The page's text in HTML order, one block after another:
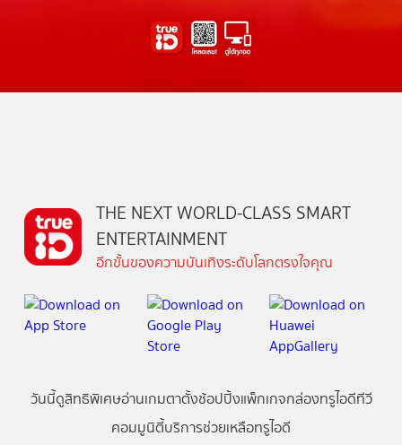
THE NEXT WORLD-CLASS SMART
ENTERTAINMENT
อีกขั้นของความบันเทิงระดับโลกตรงใจคุณ
วันนี้ดูสิทธิพิเศษอ่านเกมตาตั้งช้อปปิ้งแพ็กเกจกล่องทรูไอดีทีวี
คอมมูนิตี้บริการช่วยเหลือทรูไอดี